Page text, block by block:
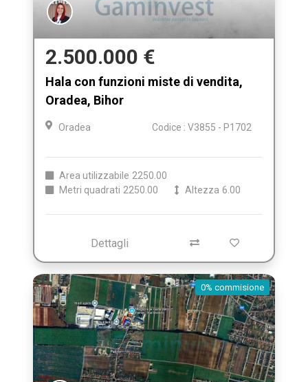
2.500.000 €
Hala con funzioni miste di vendita,
Oradea, Bihor
Oradea Codice : V3855 - P1702
Area utilizzabile 2250.00
Metri quadrati 2250.00 Altezza 6.00
Dettagli
0% commisione